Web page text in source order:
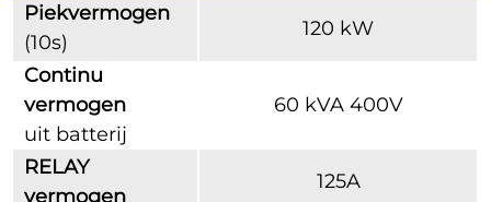
Piekvermogen
(10s)
120 kW
Continu
vermogen
uit batterij
60 kVA 400V
RELAY
vermogen
125A